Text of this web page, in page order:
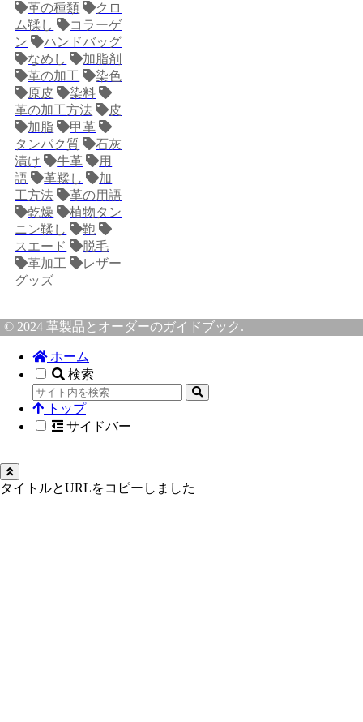
革の種類
クロ
ム鞣し
コラーゲ
ン
ハンドバッグ
なめし
加脂剤
革の加工
染色
原皮
染料
革の加工方法
皮
加脂
甲革
タンパク質
石灰
漬け
牛革
用
語
革鞣し
加
工方法
革の用語
乾燥
植物タン
ニン鞣し
鞄
スエード
脱毛
革加工
レザー
グッズ
© 2024 革製品とオーダーのガイドブック.
ホーム
検索
トップ
サイドバー
タイトルとURLをコピーしました